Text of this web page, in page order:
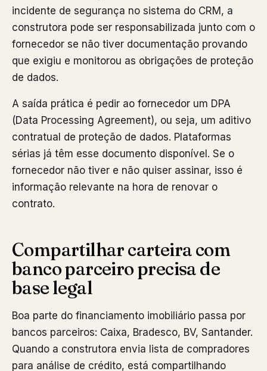
incidente de segurança no sistema do CRM, a
construtora pode ser responsabilizada junto com o
fornecedor se não tiver documentação provando
que exigiu e monitorou as obrigações de proteção
de dados.
A saída prática é pedir ao fornecedor um DPA
(Data Processing Agreement), ou seja, um aditivo
contratual de proteção de dados. Plataformas
sérias já têm esse documento disponível. Se o
fornecedor não tiver e não quiser assinar, isso é
informação relevante na hora de renovar o
contrato.
Compartilhar carteira com
banco parceiro precisa de
base legal
Boa parte do financiamento imobiliário passa por
bancos parceiros: Caixa, Bradesco, BV, Santander.
Quando a construtora envia lista de compradores
para análise de crédito, está compartilhando